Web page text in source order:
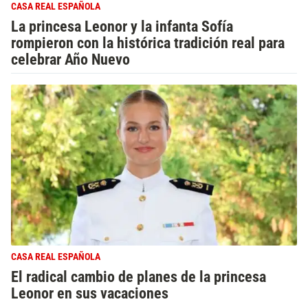
CASA REAL ESPAÑOLA
La princesa Leonor y la infanta Sofía
rompieron con la histórica tradición real para
celebrar Año Nuevo
CASA REAL ESPAÑOLA
El radical cambio de planes de la princesa
Leonor en sus vacaciones